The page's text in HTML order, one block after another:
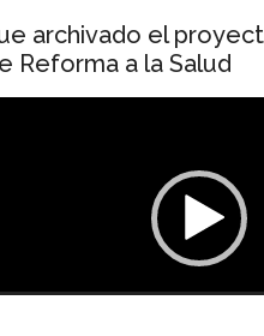
archivado el
Reforma a la Salud